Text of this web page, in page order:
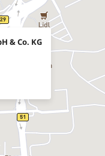
& Co. KG